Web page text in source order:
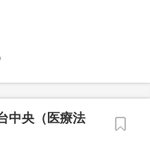
中央（医療法